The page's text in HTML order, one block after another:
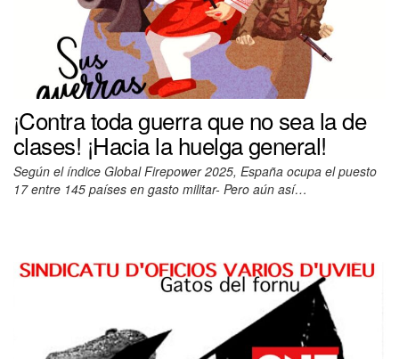
¡Contra toda guerra que no sea la de
clases! ¡Hacia la huelga general!
Según el índice Global Firepower 2025, España ocupa el puesto
17 entre 145 países en gasto militar- Pero aún así…